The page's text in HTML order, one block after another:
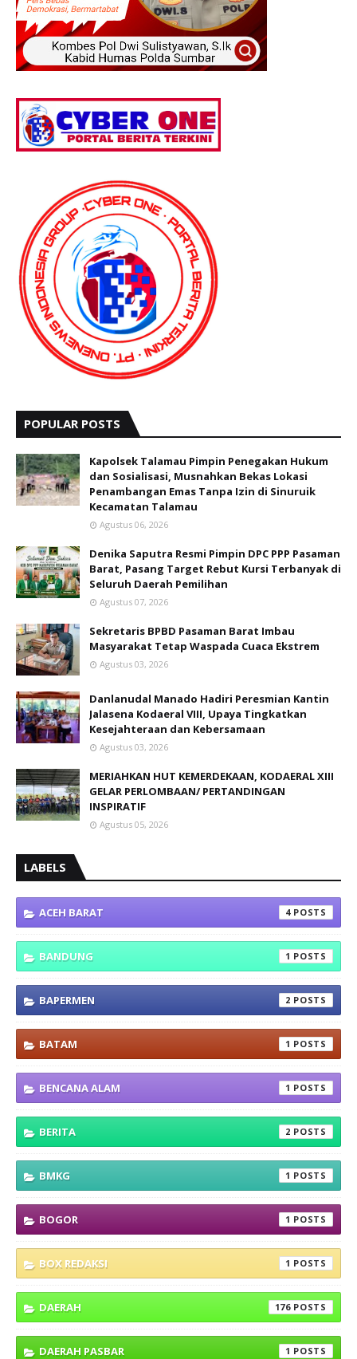
POPULAR POSTS
Kapolsek Talamau Pimpin Penegakan Hukum
dan Sosialisasi, Musnahkan Bekas Lokasi
Penambangan Emas Tanpa Izin di Sinuruik
Kecamatan Talamau
Agustus 06, 2026
Denika Saputra Resmi Pimpin DPC PPP Pasaman
Barat, Pasang Target Rebut Kursi Terbanyak di
Seluruh Daerah Pemilihan
Agustus 07, 2026
Sekretaris BPBD Pasaman Barat Imbau
Masyarakat Tetap Waspada Cuaca Ekstrem
Agustus 03, 2026
Danlanudal Manado Hadiri Peresmian Kantin
Jalasena Kodaeral VIII, Upaya Tingkatkan
Kesejahteraan dan Kebersamaan
Agustus 03, 2026
MERIAHKAN HUT KEMERDEKAAN, KODAERAL XIII
GELAR PERLOMBAAN/ PERTANDINGAN
INSPIRATIF
Agustus 05, 2026
LABELS
ACEH BARAT 4
BANDUNG 1
BAPERMEN 2
BATAM 1
BENCANA ALAM 1
BERITA 2
BMKG 1
BOGOR 1
BOX REDAKSI 1
DAERAH 176
DAERAH PASBAR 1